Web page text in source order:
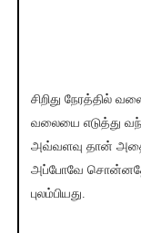
சிறிது நேரத்தில்
வலையை எடுத்து
அவ்வளவு தான்
அப்போவே சொன்னதே,
புலம்பியது.